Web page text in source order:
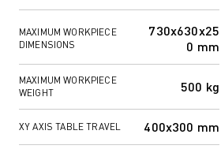
od...
MAXIMUM WORKPIECE
DIMENSIONS
730x630x25
0 mm
MAXIMUM WORKPIECE
WEIGHT
500 kg
XY AXIS TABLE TRAVEL 400x300 mm